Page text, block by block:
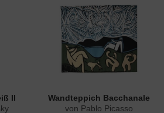
II
Wandteppich Bacchanale
von Pablo Picasso